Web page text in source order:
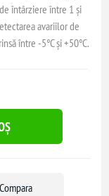
întârziere între 1 și
avariilor de
între -5°C și +50°C.
Compara